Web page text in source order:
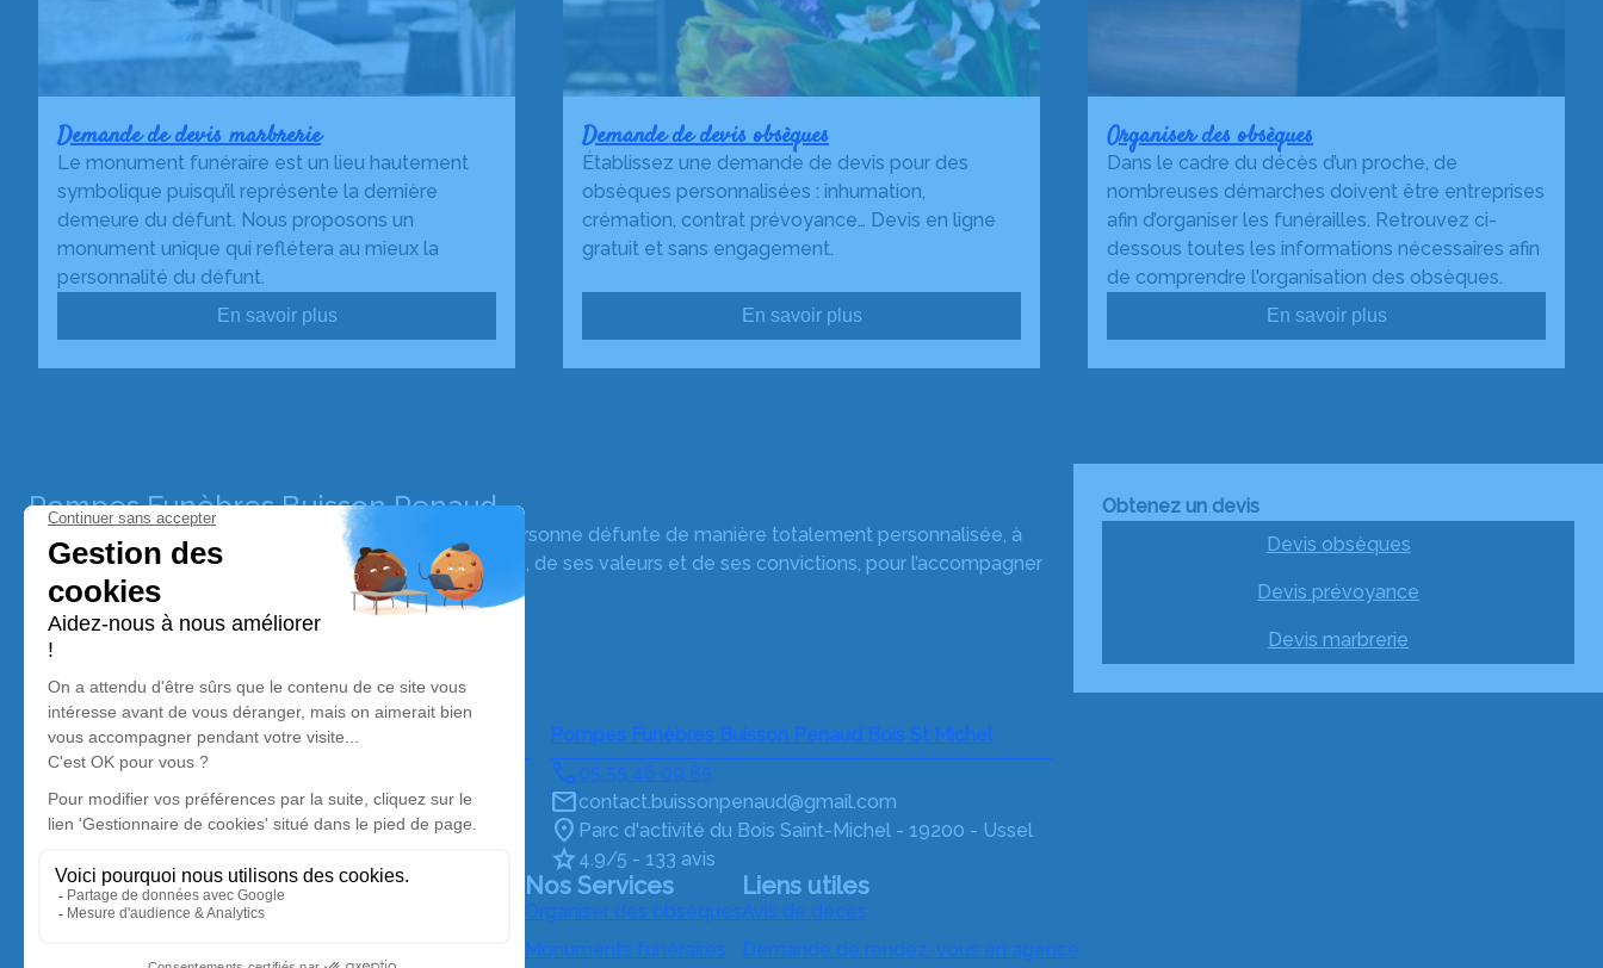
Demande de devis marbrerie
Le monument funéraire est un lieu hautement
symbolique puisqu’il représente la dernière
demeure du défunt. Nous proposons un
monument unique qui reflétera au mieux la
personnalité du défunt.
En savoir plus
Demande de devis obsèques
Établissez une demande de devis pour des
obsèques personnalisées : inhumation,
crémation, contrat prévoyance… Devis en ligne
gratuit et sans engagement.
En savoir plus
Organiser des obsèques
Dans le cadre du décès d’un proche, de
nombreuses démarches doivent être entreprises
afin d’organiser les funérailles. Retrouvez ci-
dessous toutes les informations nécessaires afin
de comprendre l'organisation des obsèques.
En savoir plus
Pompes Funèbres Buisson Penaud
Nos équipes vous aident à honorer la mémoire de la personne défunte de manière totalement personnalisée, à
perpétuer son souvenir dans le respect de ses volontés, de ses valeurs et de ses convictions, pour l’accompagner
avec dignité dans son dernier voyage.
Obtenez un devis
Devis obsèques
Devis prévoyance
Devis marbrerie
Nos agences
Pompes Funèbres Buisson Penaud Place Voltaire
05 55 46 17 40
contact.buissonpenaud@gmail.com
Place Voltaire - 19200 - Ussel
Pompes Funèbres Buisson Penaud Bois St Michel
05 55 46 09 85
contact.buissonpenaud@gmail.com
Parc d'activité du Bois Saint-Michel - 19200 - Ussel
4.9/5 - 133 avis
Nos Services
Organiser des obsèques
Monuments funéraires
Liens utiles
Avis de décès
Demande de rendez-vous en agence